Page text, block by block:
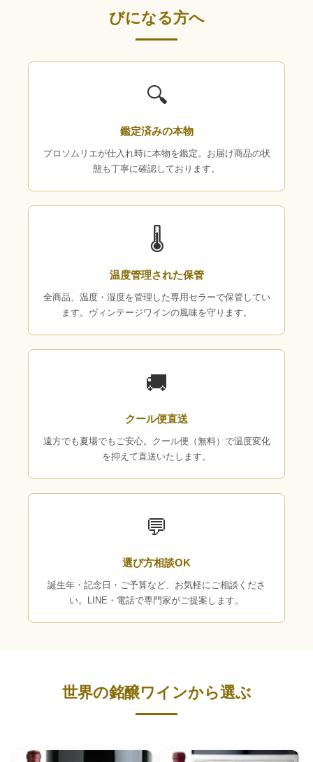
びになる方へ
🔍
鑑定済みの本物
プロソムリエが仕入れ時に本物を鑑定。お届け商品の状
態も丁寧に確認しております。
🌡
温度管理された保管
全商品、温度・湿度を管理した専用セラーで保管してい
ます。ヴィンテージワインの風味を守ります。
🚚
クール便直送
遠方でも夏場でもご安心。クール便（無料）で温度変化
を抑えて直送いたします。
💬
選び方相談OK
誕生年・記念日・ご予算など、お気軽にご相談くださ
い。LINE・電話で専門家がご提案します。
世界の銘醸ワインから選ぶ